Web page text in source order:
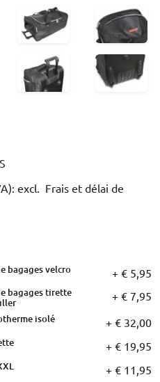
excl. Frais et délai de
bagages velcro + € 5,95
bagages tirette
+ € 7,95
isolé + € 32,00
+ € 19,95
+ € 11,95